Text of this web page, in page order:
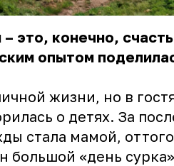
это, конечно,
опытом
жизни, но в
о детях. За
стала мамой,
большой «день